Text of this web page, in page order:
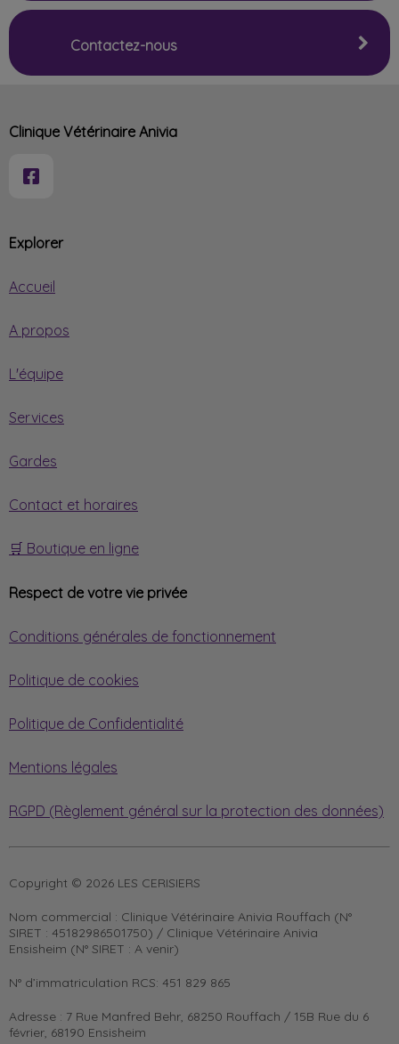
Contactez-nous
Explorer
Accueil
A propos
L'équipe
Services
Gardes
Contact et horaires
🛒 Boutique en ligne
Respect de votre vie privée
Conditions générales de fonctionnement
Politique de cookies
Politique de Confidentialité
Mentions légales
RGPD (Règlement général sur la protection des données)
Clinique Vétérinaire Anivia
Copyright © 2026 LES CERISIERS
Nom commercial : Clinique Vétérinaire Anivia Rouffach (N°
SIRET : 45182986501750) / Clinique Vétérinaire Anivia
Ensisheim (N° SIRET : A venir)
N° d’immatriculation RCS: 451 829 865
Adresse : 7 Rue Manfred Behr, 68250 Rouffach / 15B Rue du 6
février, 68190 Ensisheim